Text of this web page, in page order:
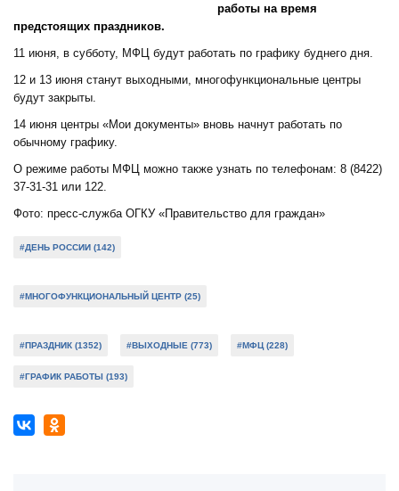
работы на время
предстоящих праздников.
11 июня, в субботу, МФЦ будут работать по графику буднего дня.
12 и 13 июня станут выходными, многофункциональные центры
будут закрыты.
14 июня центры «Мои документы» вновь начнут работать по
обычному графику.
О режиме работы МФЦ можно также узнать по телефонам: 8 (8422)
37-31-31 или 122.
Фото: пресс-служба ОГКУ «Правительство для граждан»
#ДЕНЬ РОССИИ (142)
#МНОГОФУНКЦИОНАЛЬНЫЙ ЦЕНТР (25)
#ПРАЗДНИК (1352) #ВЫХОДНЫЕ (773) #МФЦ (228)
#ГРАФИК РАБОТЫ (193)